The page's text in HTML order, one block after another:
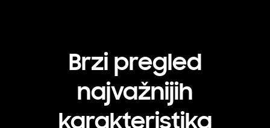
Brzi pregled
najvažnijih
karakteristika